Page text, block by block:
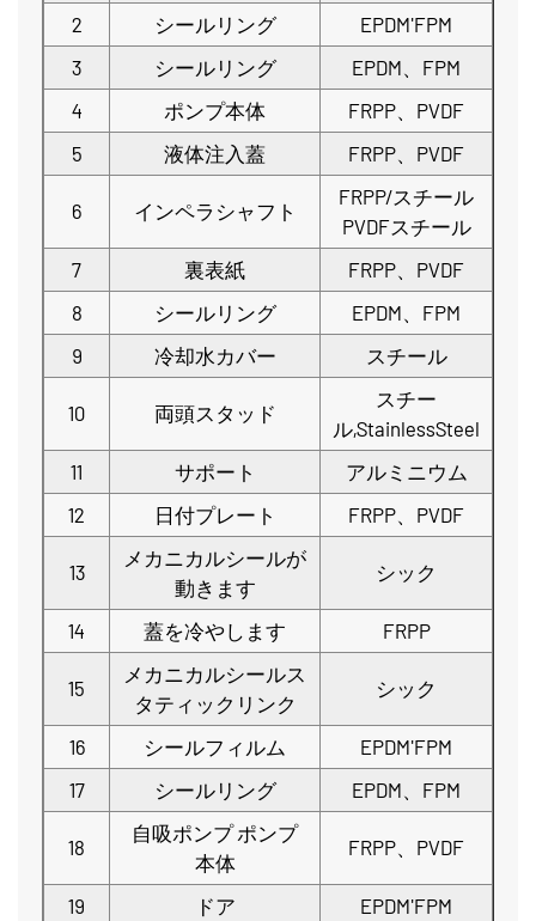
2
シールリング
EPDM'FPM
3
シールリング
EPDM、FPM
4
ポンプ本体
FRPP、PVDF
5
液体注入蓋 FRPP、PVDF
6 インペラシャフト
FRPP/スチール
PVDFスチール
7
裏表紙
FRPP、PVDF
8
シールリング
EPDM、FPM
9
冷却水カバー スチール
10 両頭スタッド
スチー
ル,StainlessSteel
11
サポート
アルミニウム
12
日付プレート FRPP、PVDF
13
メカニカルシールが
動きます
シック
14 蓋を冷やします FRPP
15
メカニカルシールス
タティックリンク
シック
16 シールフィルム
EPDM'FPM
17
シールリング EPDM、FPM
18
自吸ポンプ ポンプ
本体
FRPP、PVDF
19 ドア
EPDM'FPM